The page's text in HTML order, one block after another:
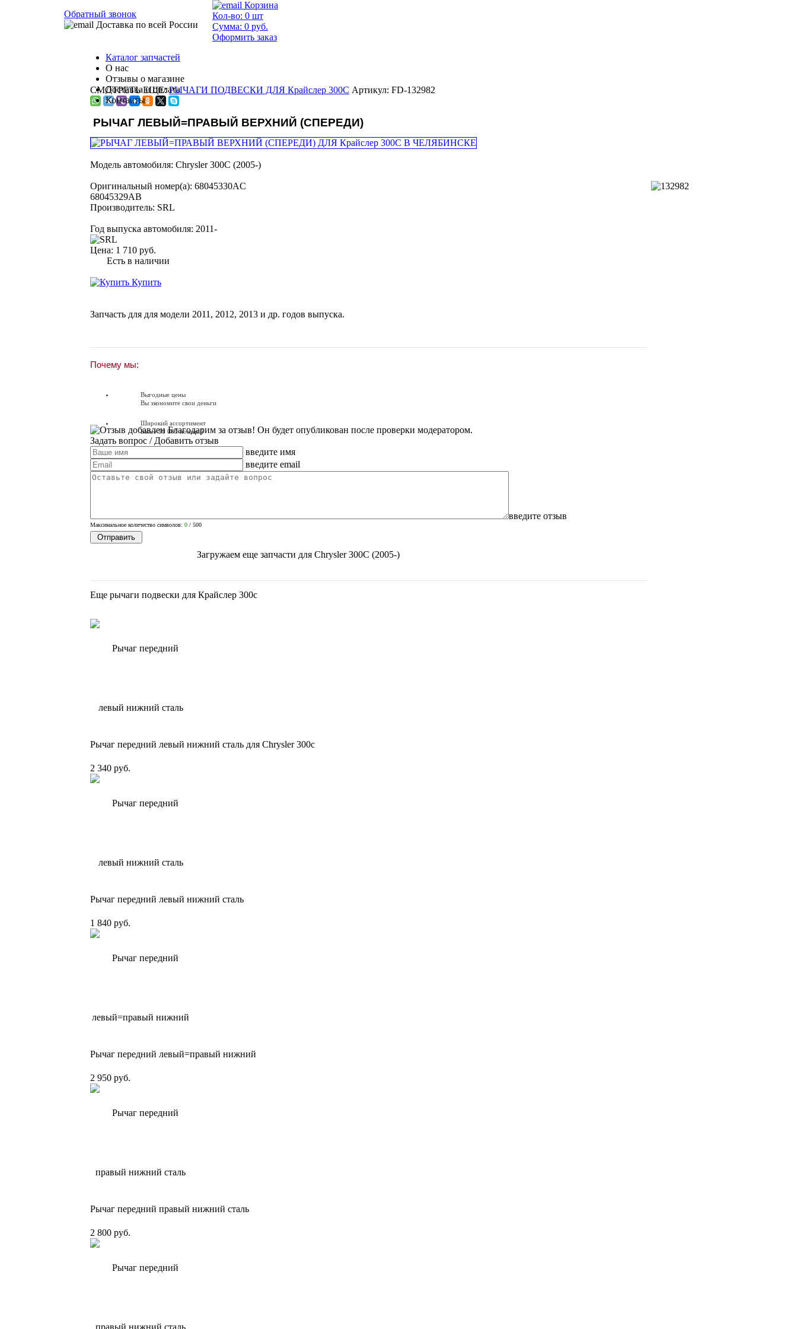
СМОТРЕТЬ ЕЩЕ:РЫЧАГИ ПОДВЕСКИ ДЛЯ Крайслер 300С Артикул: FD-132982
РЫЧАГ ЛЕВЫЙ=ПРАВЫЙ ВЕРХНИЙ (СПЕРЕДИ)
Модель автомобиля: Chrysler 300C (2005-)
Оригинальный номер(а): 68045330AC
68045329AB
Производитель: SRL
Год выпуска автомобиля: 2011-
Цена: 1 710 руб.
Есть в наличии
Купить
Запчасть для для модели 2011 , 2012, 2013 и др. годов выпуска.
Почему мы:
Выгодные цены
Вы экономите свои деньги
Широкий ассортимент
Более 90 000 позиций
Доставка по России от 250 руб.
Вопросы? Звоните!
Благодарим за отзыв! Он будет опубликован после проверки модератором.
Задать вопрос / Добавить отзыв
введите имя
введите email
введите отзыв
Максимальное количество символов: 0 / 500
Загружаем еще запчасти для Chrysler 300C (2005-)
Еще рычаги подвески для Крайслер 300с
Рычаг передний левый нижний сталь для Chrysler 300c
2 340 руб.
Рычаг передний левый нижний сталь
1 840 руб.
Рычаг передний левый=правый нижний
2 950 руб.
Рычаг передний правый нижний сталь
2 800 руб.
Обратный звонок
Доставка по всей России
Корзина
Кол-во: 0 шт
Сумма: 0 руб.
Оформить заказ
Каталог запчастей
О нас
Отзывы о магазине
Доставка и оплата
Контакты